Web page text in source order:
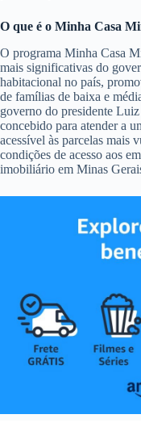
O que é o Minha Casa
O programa Minha Casa
mais significativas do
habitacional no país,
de famílias de baixa e
governo do presidente
concebido para atender a
acessível às parcelas mais
condições de acesso aos
imobiliário em Minas